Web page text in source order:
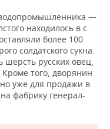
—
находилось в с.
более 100
солдатского сукна.
шерсть русских овец,
того, дворянин
уже для продажи в
фабрику генерал-